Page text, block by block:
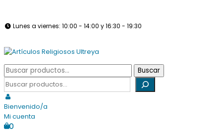
contenido
Lunes a viernes: 10:00 - 14:00 y 16:30 - 19:30
Artículos Religiosos Ultreya
Tienda online dedicada a la venta de todo tipo de artículos
religiosos
Buscar
por:
Buscar
Buscar
Bienvenido/a
Mi cuenta
0